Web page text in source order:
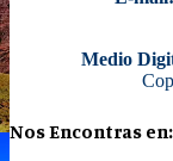
Medio
Nos Encontras en: